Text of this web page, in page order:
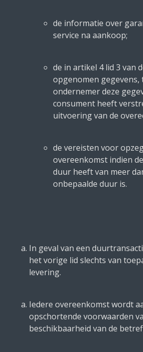
de informatie over
service na aankoop;
de in artikel 4 lid 3 van
opgenomen gegevens,
ondernemer deze
consument heeft
uitvoering van de
de vereisten voor
overeenkomst indien
duur heeft van meer
onbepaalde duur is.
In geval van een
het vorige lid slechts van
levering.
Iedere overeenkomst wordt
opschortende voorwaarden
beschikbaarheid van de